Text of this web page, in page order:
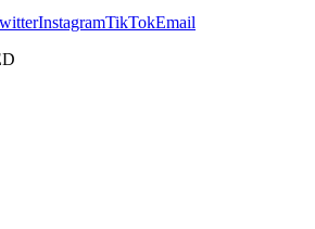
InstagramTikTokEmail